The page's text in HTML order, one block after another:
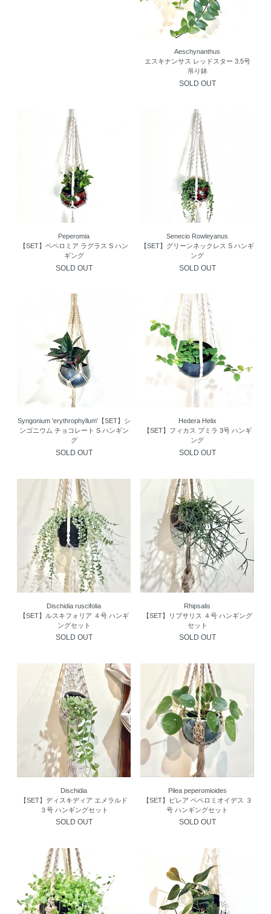
Aeschynanthus
エスキナンサス レッドスター 3.5号
吊り鉢
SOLD OUT
Peperomia
【SET】ペペロミア ラグラス S ハン
ギング
SOLD OUT
Senecio Rowleyanus
【SET】グリーンネックレス S ハンギ
ング
SOLD OUT
Syngonium 'erythrophyllum'【SET】シ
ンゴニウム チョコレート S ハンギン
グ
SOLD OUT
Hedera Helix
【SET】フィカス プミラ 3号 ハンギ
ング
SOLD OUT
Dischidia ruscifolia
【SET】ルスキフォリア ４号 ハンギ
ングセット
SOLD OUT
Rhipsalis
【SET】リプサリス ４号 ハンギング
セット
SOLD OUT
Dischidia
【SET】ディスキディア エメラルド
３号 ハンギングセット
SOLD OUT
Pilea peperomioides
【SET】ピレア ペペロミオイデス ３
号 ハンギングセット
SOLD OUT